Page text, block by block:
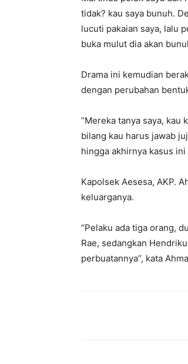
tidak? kau saya bunuh.
lucuti pakaian saya, lalu
buka mulut dia akan
Drama ini kemudian
dengan perubahan
“Mereka tanya saya, kau
bilang kau harus jawab
hingga akhirnya kasus
Kapolsek Aesesa, AKP.
keluarganya.
“Pelaku ada tiga orang,
Rae, sedangkan
perbuatannya”, kata